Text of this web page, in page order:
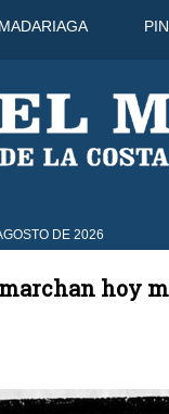
DE 2026
11 Ago
hoy